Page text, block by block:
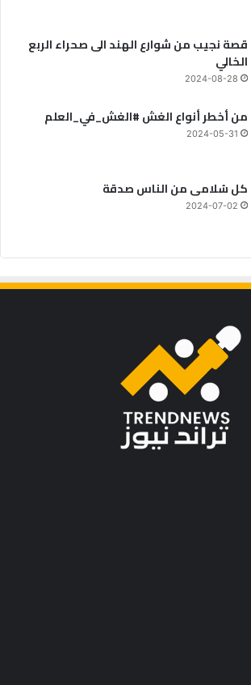
قصة نجيب من شوارع الهند الى صحراء الربع
الخالي
2024-08-28
من أخطر أنواع الغش #الغش_في_العلم
2024-05-31
كل سُلامى من الناس صدقة
2024-07-02